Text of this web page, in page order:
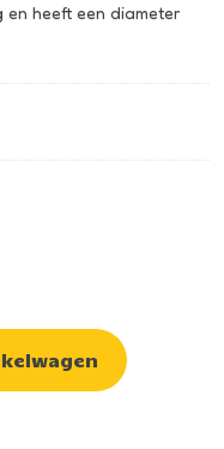
heeft een diameter